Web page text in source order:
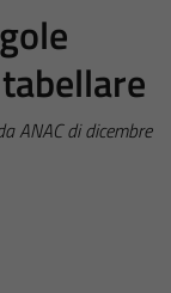
ANAC di dicembre